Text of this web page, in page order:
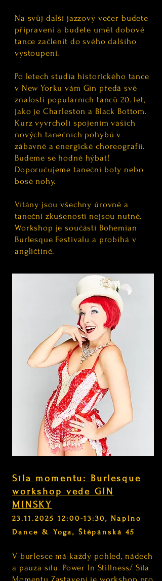
Na svůj další jazzový večer budete
připraveni a budete umět dobové
tance začlenit do svého dalšího
vystoupení.
Po letech studia historického tance
v New Yorku vám Gin předá své
znalosti populárních tanců 20. let,
jako je Charleston a Black Bottom.
Kurz vyvrcholí spojením vašich
nových tanečních pohybů v
zábavné a energické choreografii.
Budeme se hodně hýbat!
Doporučujeme taneční boty nebo
bosé nohy.
Vítány jsou všechny úrovně a
taneční zkušenosti nejsou nutné.
Workshop je součástí Bohemian
Burlesque Festivalu a probíhá v
angličtině.
Síla momentu: Burlesque
workshop vede GIN
MINSKY
23.11.2025 12:00-13:30, Naplno
Dance & Yoga, Štěpánská 45
V burlesce má každý pohled, nádech
a pauza sílu. Power In Stillness/ Síla